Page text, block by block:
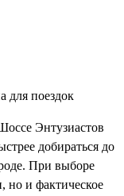
для поездок
Энтузиастов
добираться до
При выборе
но и фактическое